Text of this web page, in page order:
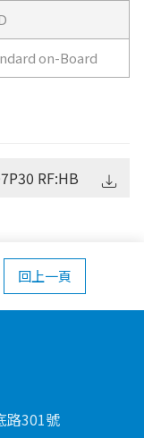
on-Board
RF:HB
回上一頁
路301號